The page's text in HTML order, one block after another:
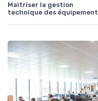
Maîtriser la gestion
technique des